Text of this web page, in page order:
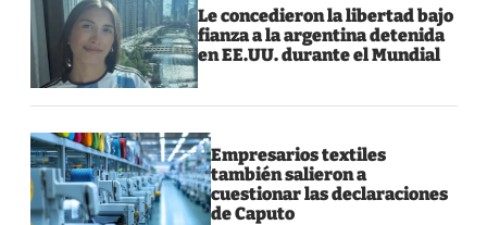
Le concedieron la libertad bajo
fianza a la argentina detenida
en EE.UU. durante el Mundial
Empresarios textiles
también salieron a
cuestionar las declaraciones
de Caputo